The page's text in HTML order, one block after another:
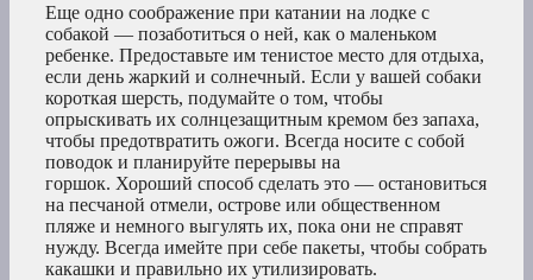
Еще одно соображение при катании на лодке с
собакой — позаботиться о ней, как о маленьком
ребенке. Предоставьте им тенистое место для отдыха,
если день жаркий и солнечный. Если у вашей собаки
короткая шерсть, подумайте о том, чтобы
опрыскивать их солнцезащитным кремом без запаха,
чтобы предотвратить ожоги. Всегда носите с собой
поводок и планируйте перерывы на
горшок. Хороший способ сделать это — остановиться
на песчаной отмели, острове или общественном
пляже и немного выгулять их, пока они не справят
нужду. Всегда имейте при себе пакеты, чтобы собрать
какашки и правильно их утилизировать.